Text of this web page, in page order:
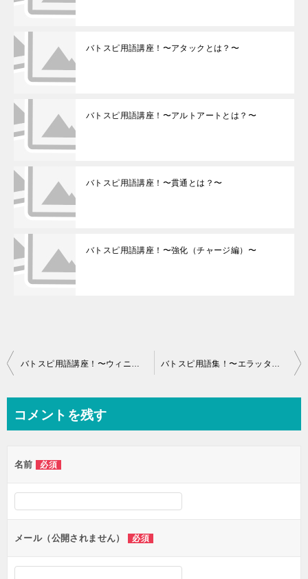
バトスピ用語講座！〜アタックとは？〜
バトスピ用語講座！〜アルトアートとは？〜
バトスピ用語講座！〜貫通とは？〜
バトスピ用語講座！〜強化（チャージ編）〜
投
ビ
ー
シ
ン
バトスピ用語講座！〜ウィニーとは？〜 バトスピ用語集！〜エラッタとは？〜
コメントを残す
名前 必須
メール（公開されません） 必須